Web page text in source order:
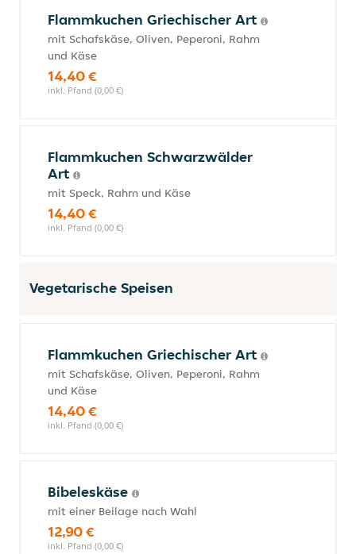
Flammkuchen Griechischer Art
mit Schafskäse, Oliven, Peperoni, Rahm
und Käse
14,40 €
inkl. Pfand (0,00 €)
Flammkuchen Schwarzwälder
Art
mit Speck, Rahm und Käse
14,40 €
inkl. Pfand (0,00 €)
Vegetarische Speisen
Flammkuchen Griechischer Art
mit Schafskäse, Oliven, Peperoni, Rahm
und Käse
14,40 €
inkl. Pfand (0,00 €)
Bibeleskäse
mit einer Beilage nach Wahl
12,90 €
inkl. Pfand (0,00 €)